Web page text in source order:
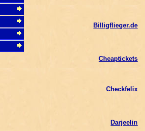
Billigflieger.de
Cheaptickets
Checkfelix
Darjeelin